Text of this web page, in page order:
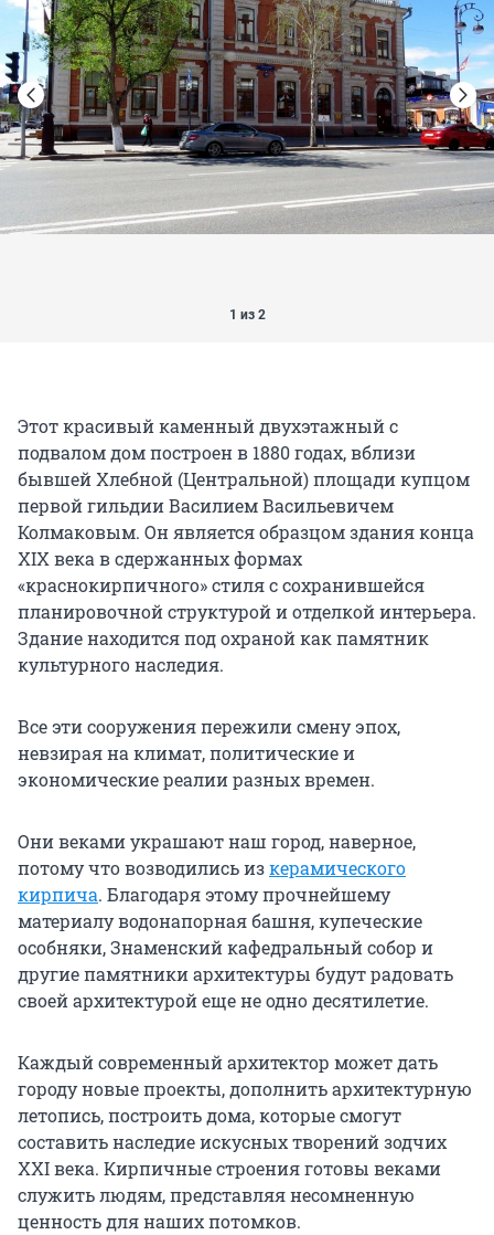
1 из 2
Этот красивый каменный двухэтажный с
подвалом дом построен в 1880 годах, вблизи
бывшей Хлебной (Центральной) площади купцом
первой гильдии Василием Васильевичем
Колмаковым. Он является образцом здания конца
XIX века в сдержанных формах
«краснокирпичного» стиля с сохранившейся
планировочной структурой и отделкой интерьера.
Здание находится под охраной как памятник
культурного наследия.
Все эти сооружения пережили смену эпох,
невзирая на климат, политические и
экономические реалии разных времен.
Они веками украшают наш город, наверное,
потому что возводились изкерамического
кирпича. Благодаря этому прочнейшему
материалу водонапорная башня, купеческие
особняки, Знаменский кафедральный собор и
другие памятники архитектуры будут радовать
своей архитектурой еще не одно десятилетие.
Каждый современный архитектор может дать
городу новые проекты, дополнить архитектурную
летопись, построить дома, которые смогут
составить наследие искусных творений зодчих
XXI века. Кирпичные строения готовы веками
служить людям, представляя несомненную
ценность для наших потомков.